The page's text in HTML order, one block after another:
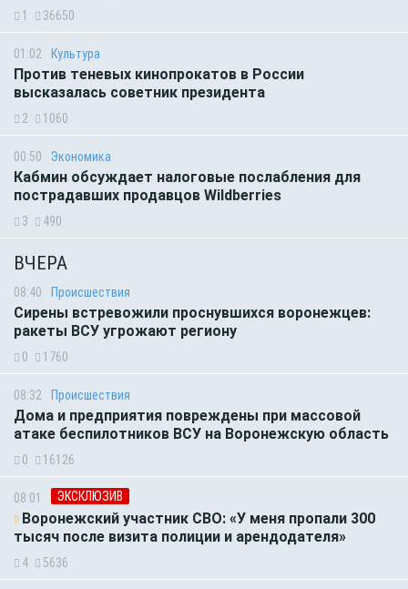
1 36650
01:02 Культура
Против теневых кинопрокатов в России
высказалась советник президента
2 1060
00:50 Экономика
Кабмин обсуждает налоговые послабления для
пострадавших продавцов Wildberries
3 490
ВЧЕРА
08:40 Происшествия
Сирены встревожили проснувшихся воронежцев:
ракеты ВСУ угрожают региону
0 1760
08:32 Происшествия
Дома и предприятия повреждены при массовой
атаке беспилотников ВСУ на Воронежскую область
0 16126
08:01 ЭКСКЛЮЗИВ
Воронежский участник СВО: «У меня пропали 300
тысяч после визита полиции и арендодателя»
4 5636